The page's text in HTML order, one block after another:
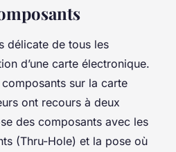
délicate de tous les
d’une carte électronique.
sur la carte
ont recours à deux
des composants avec les
(Thru-Hole) et la pose où